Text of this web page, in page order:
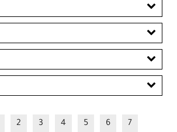
CHF
2 3 4 5 6
7